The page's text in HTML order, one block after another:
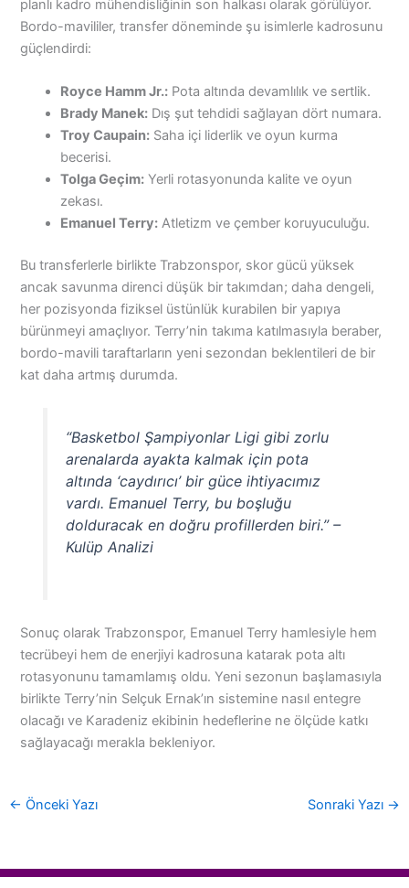
planlı kadro mühendisliğinin son halkası olarak görülüyor.
Bordo-mavililer, transfer döneminde şu isimlerle kadrosunu
güçlendirdi:
Royce Hamm Jr.: Pota altında devamlılık ve sertlik.
Brady Manek: Dış şut tehdidi sağlayan dört numara.
Troy Caupain: Saha içi liderlik ve oyun kurma
becerisi.
Tolga Geçim: Yerli rotasyonunda kalite ve oyun
zekası.
Emanuel Terry: Atletizm ve çember koruyuculuğu.
Bu transferlerle birlikte Trabzonspor, skor gücü yüksek
ancak savunma direnci düşük bir takımdan; daha dengeli,
her pozisyonda fiziksel üstünlük kurabilen bir yapıya
bürünmeyi amaçlıyor. Terry’nin takıma katılmasıyla beraber,
bordo-mavili taraftarların yeni sezondan beklentileri de bir
kat daha artmış durumda.
“Basketbol Şampiyonlar Ligi gibi zorlu
arenalarda ayakta kalmak için pota
altında ‘caydırıcı’ bir güce ihtiyacımız
vardı. Emanuel Terry, bu boşluğu
dolduracak en doğru profillerden biri.” –
Kulüp Analizi
Sonuç olarak Trabzonspor, Emanuel Terry hamlesiyle hem
tecrübeyi hem de enerjiyi kadrosuna katarak pota altı
rotasyonunu tamamlamış oldu. Yeni sezonun başlamasıyla
birlikte Terry’nin Selçuk Ernak’ın sistemine nasıl entegre
olacağı ve Karadeniz ekibinin hedeflerine ne ölçüde katkı
sağlayacağı merakla bekleniyor.
← Önceki Yazı Sonraki Yazı →